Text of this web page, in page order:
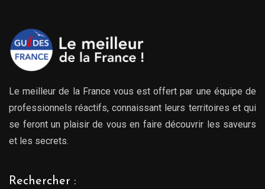
Le meilleur de la France vous est offert par une équipe de
professionnels réactifs, connaissant leurs territoires et qui
se feront un plaisir de vous en faire découvrir les saveurs
et les secrets.
Rechercher :